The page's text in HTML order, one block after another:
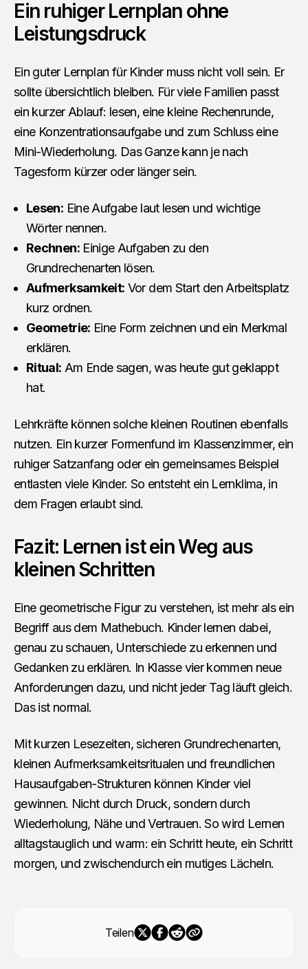
Ein ruhiger Lernplan ohne
Leistungsdruck
Ein guter Lernplan für Kinder muss nicht voll sein. Er
sollte übersichtlich bleiben. Für viele Familien passt
ein kurzer Ablauf: lesen, eine kleine Rechenrunde,
eine Konzentrationsaufgabe und zum Schluss eine
Mini-Wiederholung. Das Ganze kann je nach
Tagesform kürzer oder länger sein.
Lesen: Eine Aufgabe laut lesen und wichtige
Wörter nennen.
Rechnen:Einige Aufgaben zu den
Grundrechenarten lösen.
Aufmerksamkeit: Vor dem Start den Arbeitsplatz
kurz ordnen.
Geometrie: Eine Form zeichnen und ein Merkmal
erklären.
Ritual: Am Ende sagen, was heute gut geklappt
hat.
Lehrkräfte können solche kleinen Routinen ebenfalls
nutzen. Ein kurzer Formenfund im Klassenzimmer, ein
ruhiger Satzanfang oder ein gemeinsames Beispiel
entlasten viele Kinder. So entsteht ein Lernklima, in
dem Fragen erlaubt sind.
Fazit: Lernen ist ein Weg aus
kleinen Schritten
Eine geometrische Figur zu verstehen, ist mehr als ein
Begriff aus dem Mathebuch. Kinder lernen dabei,
genau zu schauen, Unterschiede zu erkennen und
Gedanken zu erklären. In Klasse vier kommen neue
Anforderungen dazu, und nicht jeder Tag läuft gleich.
Das ist normal.
Mit kurzen Lesezeiten, sicheren Grundrechenarten,
kleinen Aufmerksamkeitsritualen und freundlichen
Hausaufgaben-Strukturen können Kinder viel
gewinnen. Nicht durch Druck, sondern durch
Wiederholung, Nähe und Vertrauen. So wird Lernen
alltagstauglich und warm: ein Schritt heute, ein Schritt
morgen, und zwischendurch ein mutiges Lächeln.
Teilen